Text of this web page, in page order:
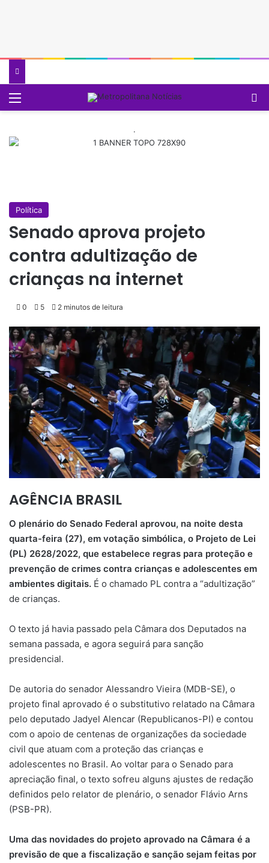
.
Política
Senado aprova projeto
contra adultização de
crianças na internet
0 5 2 minutos de leitura
AGÊNCIA BRASIL
O plenário do Senado Federal aprovou, na noite desta
quarta-feira (27), em votação simbólica, o Projeto de Lei
(PL) 2628/2022, que estabelece regras para proteção e
prevenção de crimes contra crianças e adolescentes em
ambientes digitais. É o chamado PL contra a “adultização”
de crianças.
O texto já havia passado pela Câmara dos Deputados na
semana passada, e agora seguirá para sanção
presidencial.
De autoria do senador Alessandro Vieira (MDB-SE), o
projeto final aprovado é o substitutivo relatado na Câmara
pelo deputado Jadyel Alencar (Republicanos-PI) e contou
com o apoio de centenas de organizações da sociedade
civil que atuam com a proteção das crianças e
adolescentes no Brasil. Ao voltar para o Senado para
apreciação final, o texto sofreu alguns ajustes de redação
definidos pelo relator de plenário, o senador Flávio Arns
(PSB-PR).
Uma das novidades do projeto aprovado na Câmara é a
previsão de que a fiscalização e sanção sejam feitas por